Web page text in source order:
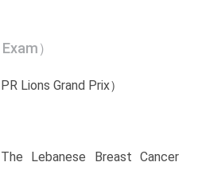
）
Lions Grand Prix）
Lebanese Breast Cancer